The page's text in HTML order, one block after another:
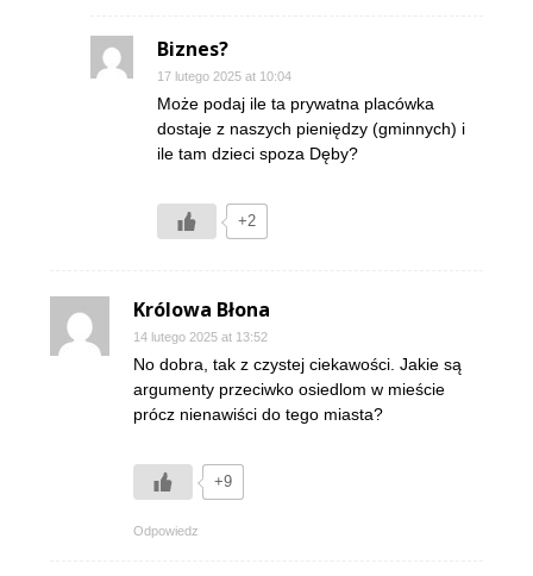
Biznes?
17 lutego 2025 at 10:04
Może podaj ile ta prywatna placówka
dostaje z naszych pieniędzy (gminnych) i
ile tam dzieci spoza Dęby?
+2
Królowa Błona
14 lutego 2025 at 13:52
No dobra, tak z czystej ciekawości. Jakie są
argumenty przeciwko osiedlom w mieście
prócz nienawiści do tego miasta?
+9
Odpowiedz